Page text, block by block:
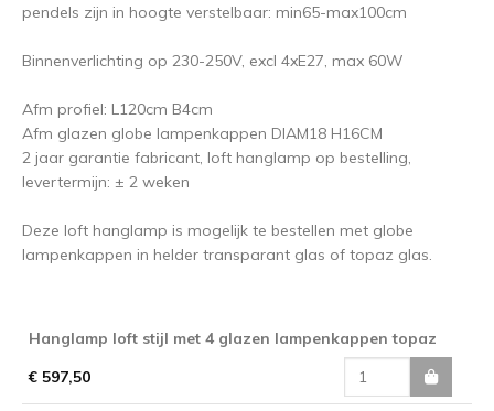
pendels zijn in hoogte verstelbaar: min65-max100cm
Binnenverlichting op 230-250V, excl 4xE27, max 60W
Afm profiel: L120cm B4cm
Afm glazen globe lampenkappen DIAM18 H16CM
2 jaar garantie fabricant, loft hanglamp op bestelling,
levertermijn: ± 2 weken
Deze loft hanglamp is mogelijk te bestellen met globe
lampenkappen in helder transparant glas of topaz glas.
Hanglamp loft stijl met 4 glazen lampenkappen topaz
€ 597,50